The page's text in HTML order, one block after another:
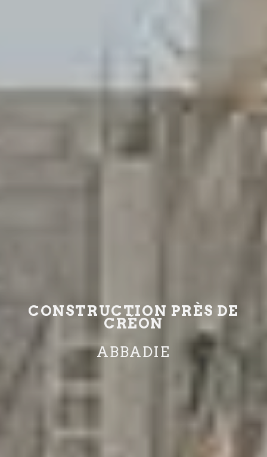
CONSTRUCTION PRÈS DE
CRÉON
ABBADIE